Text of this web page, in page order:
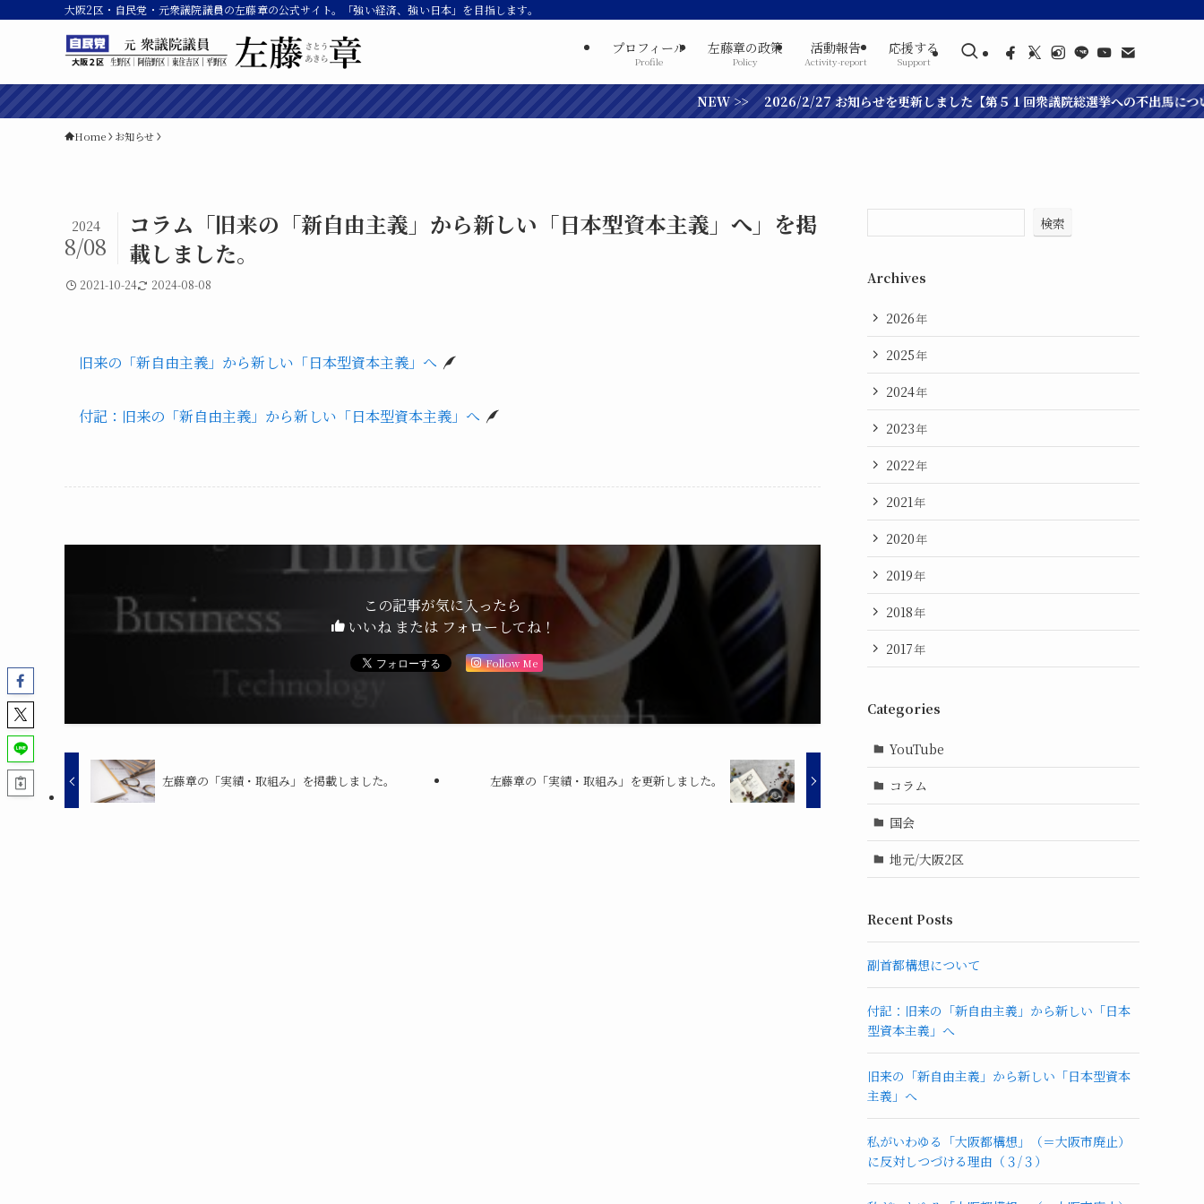
大阪2区・自民党・元衆議院議員の左藤章の公式サイト。「強い経済、強い日本」を目指します。
プロフィール
Profile
左藤章の政策
Policy
活動報告
Activity-report
応援する
Support
NEW >> 2026/2/27 お知らせを更新しました【第５１回衆議院総選挙への不出馬について】
Home お知らせ
コラム「旧来の「新自由主義」から新しい「日本型資本主義」へ」を掲
載しました。
2024
8/08
2021-10-24 2024-08-08
旧来の「新自由主義」から新しい「日本型資本主義」へ
付記：旧来の「新自由主義」から新しい「日本型資本主義」へ
この記事が気に入ったら
いいね または フォローしてね！
Follow Me
左藤章の「実績・取組み」を掲載しました。 左藤章の「実績・取組み」を更新しました。
検索
Archives
2026年
2025年
2024年
2023年
2022年
2021年
2020年
2019年
2018年
2017年
Categories
YouTube
コラム
国会
地元/大阪2区
Recent Posts
副首都構想について
付記：旧来の「新自由主義」から新しい「日本
型資本主義」へ
旧来の「新自由主義」から新しい「日本型資本
主義」へ
私がいわゆる「大阪都構想」（＝大阪市廃止）
に反対しつづける理由（３/３）